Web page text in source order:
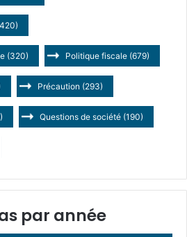
(320) Politique fiscale (679)
Précaution (293)
Questions de société (190)
par année